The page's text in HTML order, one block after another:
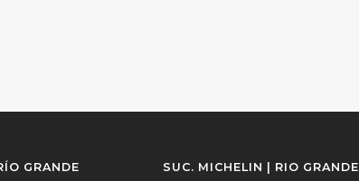
GRANDE SUC. MICHELIN | RIO GRANDE